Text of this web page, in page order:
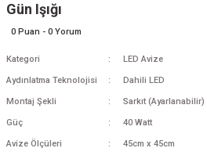
Gün Işığı
0 Puan - 0 Yorum
Kategori LED Avize
Aydınlatma Teknolojisi Dahili LED
Montaj Şekli Sarkıt (Ayarlanabilir)
Güç 40 Watt
Avize Ölçüleri 45cm x 45cm